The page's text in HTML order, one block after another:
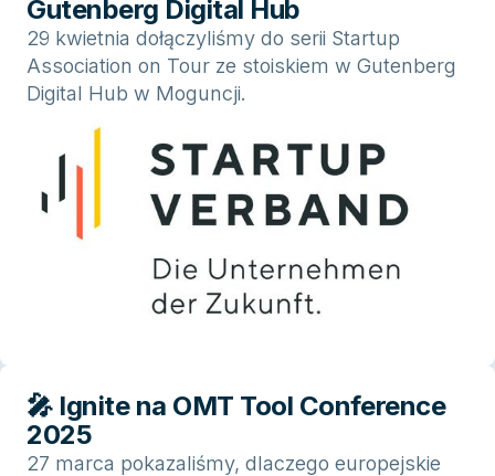
Gutenberg Digital Hub
29 kwietnia dołączyliśmy do serii Startup
Association on Tour ze stoiskiem w Gutenberg
Digital Hub w Moguncji.
🎤 Ignite na OMT Tool Conference
2025
27 marca pokazaliśmy, dlaczego europejskie